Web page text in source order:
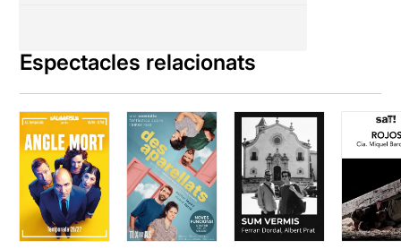
Espectacles relacionats